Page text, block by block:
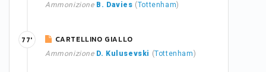
Ammonizione B. Davies (Tottenham)
CARTELLINO GIALLO
Ammonizione D. Kulusevski (Tottenham)
77'